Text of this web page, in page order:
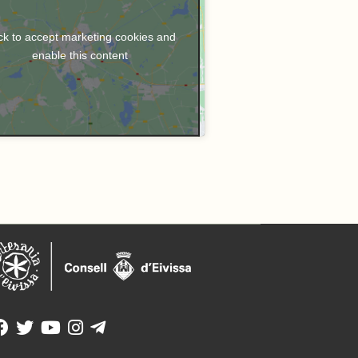
to accept marketing cookies and
enable this content